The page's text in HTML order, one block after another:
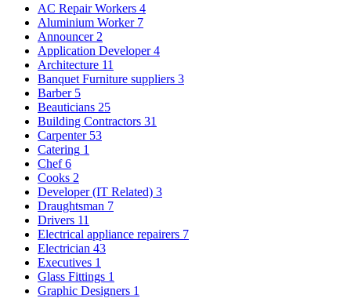
AC Repair Workers 4
Aluminium Worker 7
Announcer 2
Application Developer 4
Architecture 11
Banquet Furniture suppliers 3
Barber 5
Beauticians 25
Building Contractors 31
Carpenter 53
Catering 1
Chef 6
Cooks 2
Developer (IT Related) 3
Draughtsman 7
Drivers 11
Electrical appliance repairers 7
Electrician 43
Executives 1
Glass Fittings 1
Graphic Designers 1